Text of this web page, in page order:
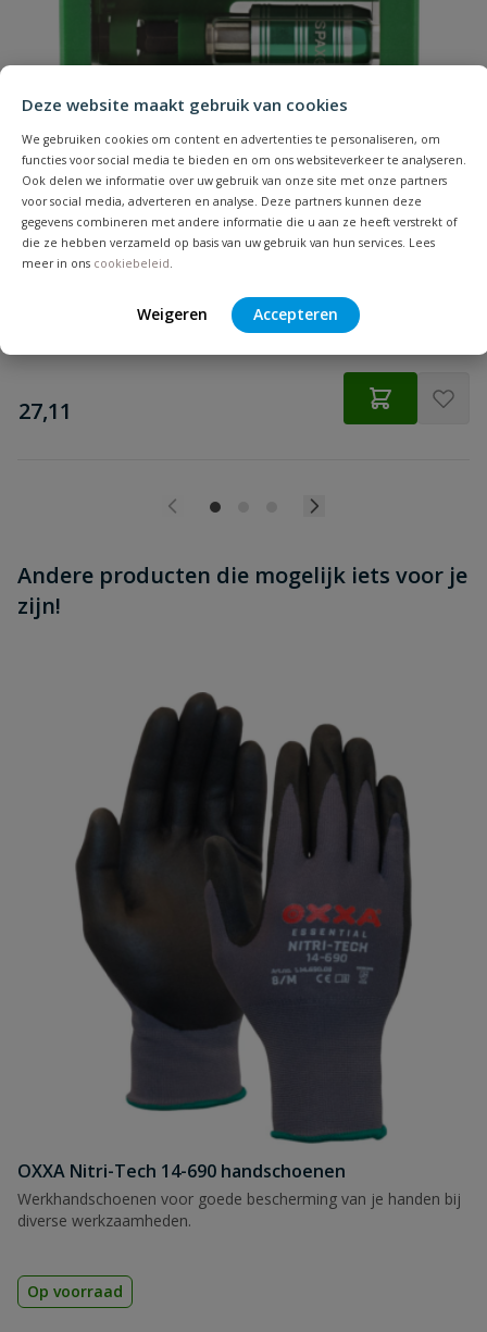
Deze website maakt gebruik van cookies
We gebruiken cookies om content en advertenties te personaliseren, om
functies voor social media te bieden en om ons websiteverkeer te analyseren.
Ook delen we informatie over uw gebruik van onze site met onze partners
voor social media, adverteren en analyse. Deze partners kunnen deze
gegevens combineren met andere informatie die u aan ze heeft verstrekt of
die ze hebben verzameld op basis van uw gebruik van hun services. Lees
meer in ons cookiebeleid.
Weigeren Accepteren
bolkop
Lengte 40 mm
Materiaal RVS A2
Merknaam Spax
S-punt
Schroefdraadlengte37 mm
Beoordeling versturen
Spax Bitbox T-STAR plus
6 Bitjes + Bithouder
€
27,11
Andere producten die mogelijk iets voor je
zijn!
OXXA Nitri-Tech 14-690 handschoenen
Werkhandschoenen voor goede bescherming van je handen bij
diverse werkzaamheden.
Op voorraad